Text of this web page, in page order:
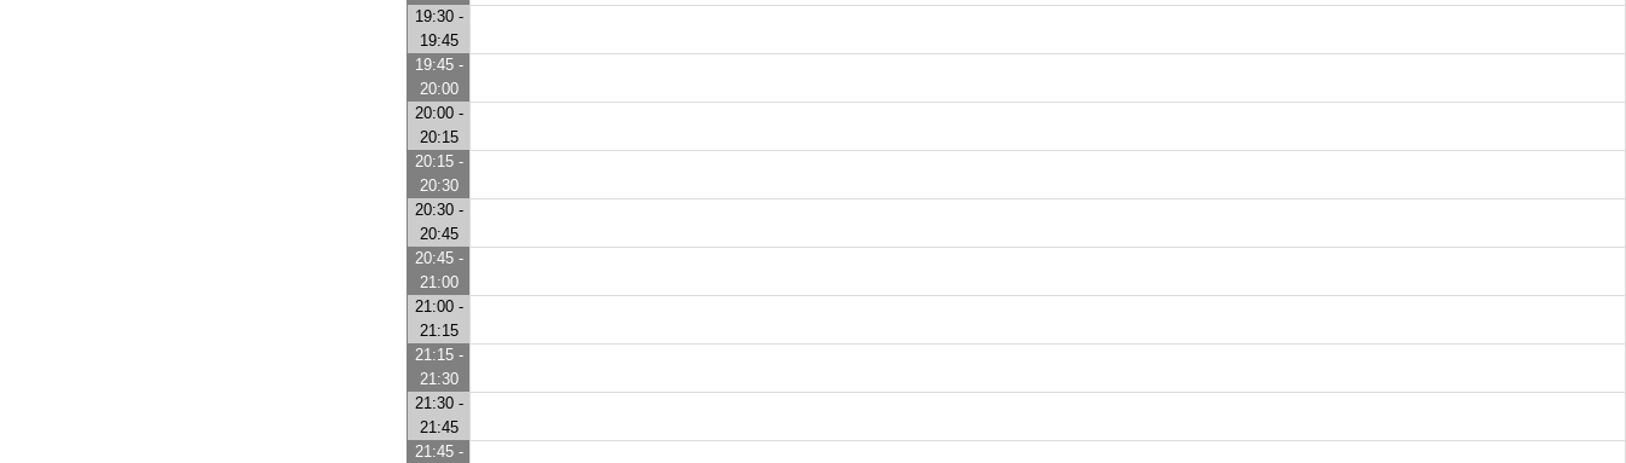
19:30 -
19:45
19:45 -
20:00
20:00 -
20:15
20:15 -
20:30
20:30 -
20:45
20:45 -
21:00
21:00 -
21:15
21:15 -
21:30
21:30 -
21:45
21:45 -